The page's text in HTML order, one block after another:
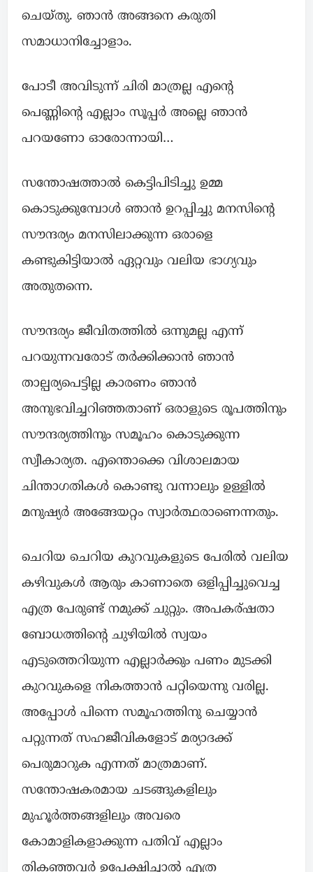
ചെയ്തു. ഞാൻ അങ്ങനെ കരുതി
സമാധാനിച്ചോളാം.
പോടീ അവിടുന്ന് ചിരി മാത്രല്ല എന്റെ
പെണ്ണിന്റെ എല്ലാം സൂപ്പർ അല്ലെ ഞാൻ
പറയണോ ഓരോന്നായി…
സന്തോഷത്താൽ കെട്ടിപിടിച്ചു ഉമ്മ
കൊടുക്കുമ്പോൾ ഞാൻ ഉറപ്പിച്ചു മനസിന്റെ
സൗന്ദര്യം മനസിലാക്കുന്ന ഒരാളെ
കണ്ടുകിട്ടിയാൽ ഏറ്റവും വലിയ ഭാഗ്യവും
അതുതന്നെ.
സൗന്ദര്യം ജീവിതത്തിൽ ഒന്നുമല്ല എന്ന്
പറയുന്നവരോട് തർക്കിക്കാൻ ഞാൻ
താല്പര്യപെട്ടില്ല കാരണം ഞാൻ
അനുഭവിച്ചറിഞ്ഞതാണ് ഒരാളുടെ രൂപത്തിനും
സൗന്ദര്യത്തിനും സമൂഹം കൊടുക്കുന്ന
സ്വീകാര്യത. എന്തൊക്കെ വിശാലമായ
ചിന്താഗതികൾ കൊണ്ടു വന്നാലും ഉള്ളിൽ
മനുഷ്യർ അങ്ങേയറ്റം സ്വാർത്ഥരാണെന്നതും.
ചെറിയ ചെറിയ കുറവുകളുടെ പേരിൽ വലിയ
കഴിവുകൾ ആരും കാണാതെ ഒളിപ്പിച്ചുവെച്ച
എത്ര പേരുണ്ട് നമുക്ക് ചുറ്റും. അപകര്ഷതാ
ബോധത്തിന്റെ ചുഴിയിൽ സ്വയം
എടുത്തെറിയുന്ന എല്ലാർക്കും പണം മുടക്കി
കുറവുകളെ നികത്താൻ പറ്റിയെന്നു വരില്ല.
അപ്പോൾ പിന്നെ സമൂഹത്തിനു ചെയ്യാൻ
പറ്റുന്നത് സഹജീവികളോട് മര്യാദക്ക്
പെരുമാറുക എന്നത് മാത്രമാണ്.
സന്തോഷകരമായ ചടങ്ങുകളിലും
മുഹൂർത്തങ്ങളിലും അവരെ
കോമാളികളാക്കുന്ന പതിവ് എല്ലാം
തികഞ്ഞവർ ഉപേക്ഷിച്ചാൽ എത്ര